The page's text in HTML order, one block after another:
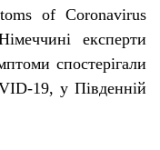
of Coronavirus
експерти
спостерігали
-19, у Південній